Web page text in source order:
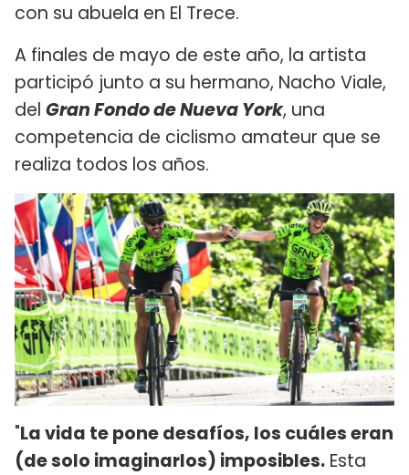
con su abuela en El Trece.
A finales de mayo de este año, la artista
participó junto a su hermano, Nacho Viale,
del Gran Fondo de Nueva York, una
competencia de ciclismo amateur que se
realiza todos los años.
"La vida te pone desafíos, los cuáles eran
(de solo imaginarlos) imposibles. Esta